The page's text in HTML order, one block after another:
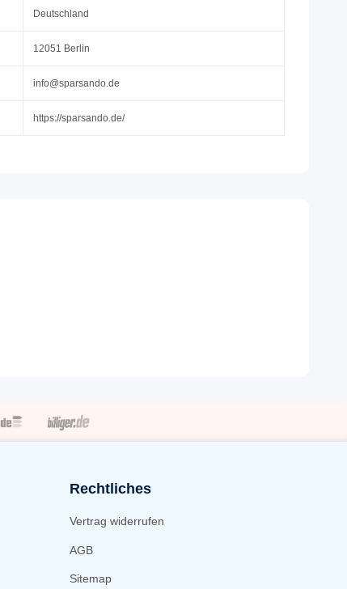
Deutschland
12051 Berlin
info@sparsando.de
https://sparsando.de/
Rechtliches
Vertrag widerrufen
AGB
Sitemap